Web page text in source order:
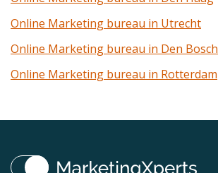
Online Marketing bureau in Utrecht
Online Marketing bureau in Den Bosch
Online Marketing bureau in Rotterdam